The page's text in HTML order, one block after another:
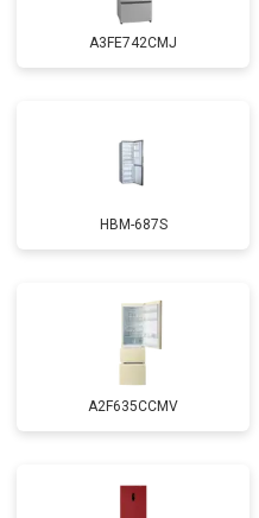
A3FE742CMJ
HBM-687S
A2F635CCMV